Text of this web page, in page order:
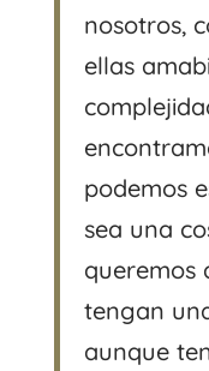
nosotros,
ellas
podemos
sea una
queremos
tengan
aunque